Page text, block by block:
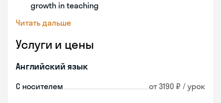
growth in teaching
Читать дальше
Услуги и цены
Английский язык
С носителем от 3190 ₽ / урок